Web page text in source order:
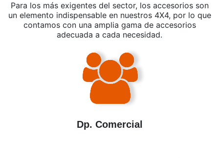
Para los más exigentes del sector, los accesorios son
un elemento indispensable en nuestros 4X4, por lo que
contamos con una amplia gama de accesorios
adecuada a cada necesidad.
Dp. Comercial